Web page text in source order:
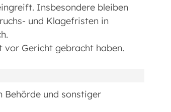
Insbesondere bleiben
und Klagefristen in
vor Gericht gebracht haben.
Behörde und sonstiger